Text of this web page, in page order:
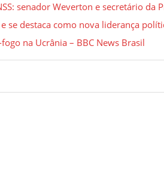
senador Weverton e secretário da
se destaca como nova liderança
na Ucrânia – BBC News Brasil